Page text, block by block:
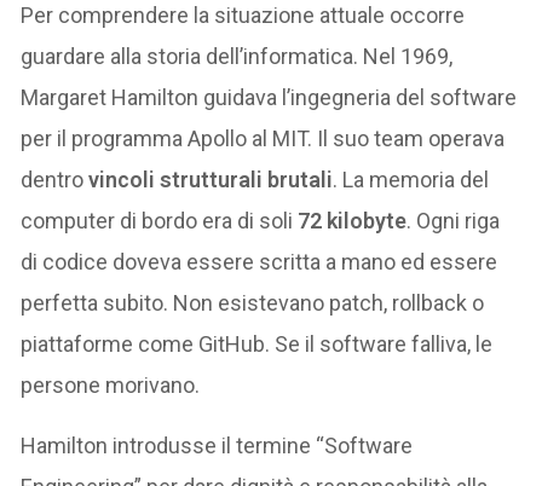
Per comprendere la situazione attuale occorre
guardare alla storia dell’informatica. Nel 1969,
Margaret Hamilton guidava l’ingegneria del software
per il programma Apollo al MIT. Il suo team operava
dentrovincoli strutturali brutali. La memoria del
computer di bordo era di soli 72 kilobyte. Ogni riga
di codice doveva essere scritta a mano ed essere
perfetta subito. Non esistevano patch, rollback o
piattaforme come GitHub. Se il software falliva, le
persone morivano.
Hamilton introdusse il termine “Software